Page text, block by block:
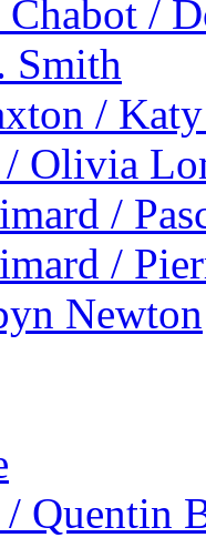
Chabot /
Smith
/
/ Olivia
/
/
Newton
/ Quentin